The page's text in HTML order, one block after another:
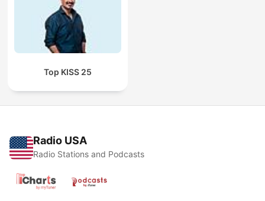
Top KISS 25
Radio USA
Radio Stations and Podcasts